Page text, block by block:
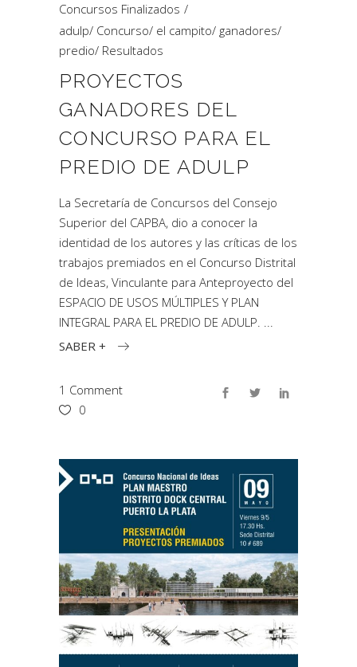
Concursos Finalizados
adulp/ Concurso/ el campito/ ganadores/
predio/ Resultados
PROYECTOS
GANADORES DEL
CONCURSO PARA EL
PREDIO DE ADULP
La Secretaría de Concursos del Consejo
Superior del CAPBA, dio a conocer la
identidad de los autores y las críticas de los
trabajos premiados en el Concurso Distrital
de Ideas, Vinculante para Anteproyecto del
ESPACIO DE USOS MÚLTIPLES Y PLAN
INTEGRAL PARA EL PREDIO DE ADULP.
SABER +
1 Comment
0